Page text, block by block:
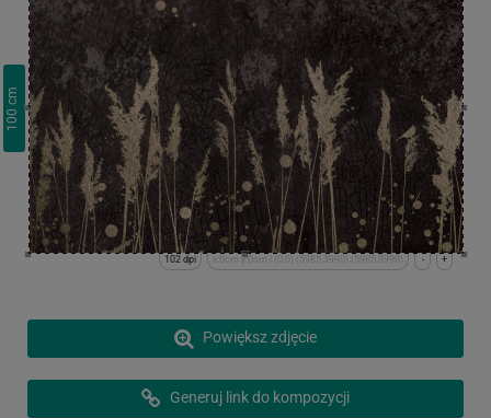
100
cm
+
-
x:0cm y:0cm | (0,0) (5985,3990) (5985,3990)
102 dpi
Powiększ zdjęcie
Generuj link do kompozycji